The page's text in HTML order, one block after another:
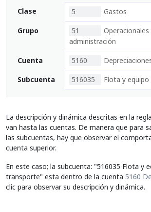
Clase 5 Gastos
Grupo 51
Operacionales
administración
Cuenta 5160
Subcuenta 516035 Flota y
La descripción y dinámica descritas en la
van hasta las cuentas. De manera que para
las subcuentas, hay que observar el
cuenta superior.
En este caso; la subcuenta: "516035 Flota y
transporte" esta dentro de la cuenta 5160
clic para observar su descripción y dinámica.